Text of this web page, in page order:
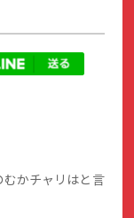
かチャリはと言